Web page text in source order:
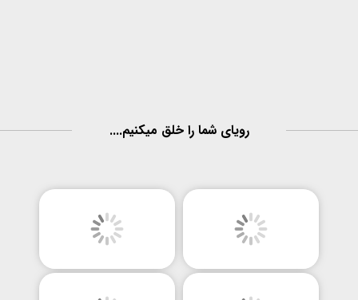
رویای شما را خلق میکنیم....